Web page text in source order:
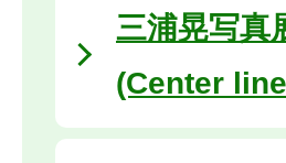
三浦晃写
(Center